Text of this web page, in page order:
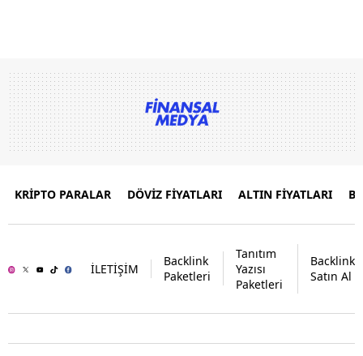
KRİPTO PARALAR DÖVİZ FİYATLARI ALTIN FİYATLARI
İLETİŞİM
Backlink
Paketleri
Tanıtım
Yazısı
Paketleri
Backlink
Satın Al